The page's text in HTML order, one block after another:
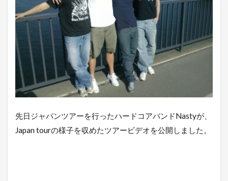
先日ジャパンツアーを行ったハードコアバンドNastyが、
Japan tourの様子を収めたツアービデオを公開しました。